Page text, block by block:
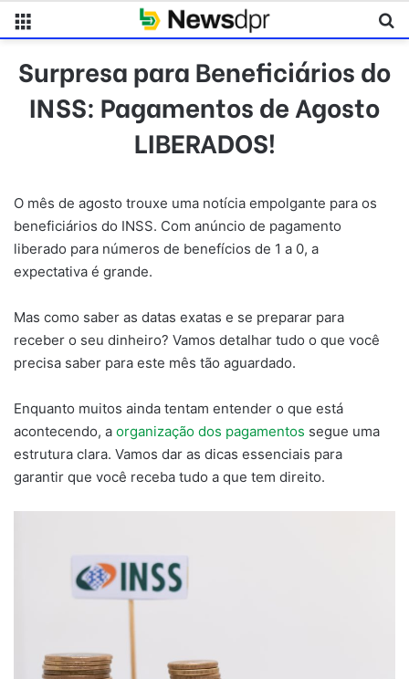
Surpresa para Beneficiários do
INSS: Pagamentos de Agosto
LIBERADOS!
O mês de agosto trouxe uma notícia empolgante para os
beneficiários do INSS. Com anúncio de pagamento
liberado para números de benefícios de 1 a 0, a
expectativa é grande.
Mas como saber as datas exatas e se preparar para
receber o seu dinheiro? Vamos detalhar tudo o que você
precisa saber para este mês tão aguardado.
Enquanto muitos ainda tentam entender o que está
acontecendo, a organização dos pagamentos segue uma
estrutura clara. Vamos dar as dicas essenciais para
garantir que você receba tudo a que tem direito.